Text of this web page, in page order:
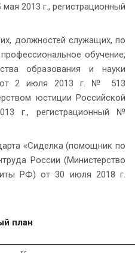
2013 г., регистрационный
должностей служащих, по
обучение,
образования и науки
от 2 июля 2013 г. № 513
юстиции Российской
г., регистрационный №
«Сиделка (помощник по
России (Министерство
РФ) от 30 июля 2018 г.
план